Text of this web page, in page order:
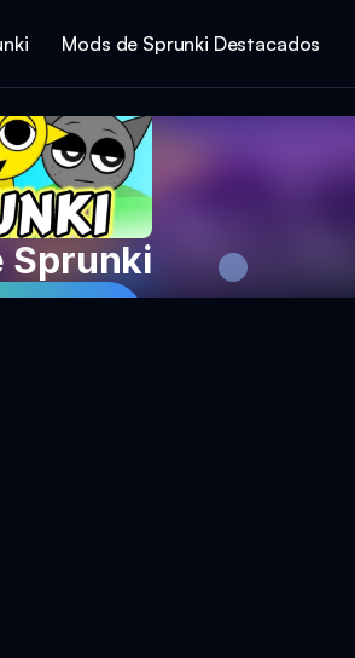
Mods de Sprunki Destacados
Sprunki